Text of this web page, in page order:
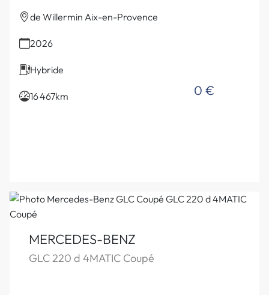
de Willermin Aix-en-Provence
2026
Hybride
16 467km 0 €
MERCEDES-BENZ
GLC 220 d 4MATIC Coupé